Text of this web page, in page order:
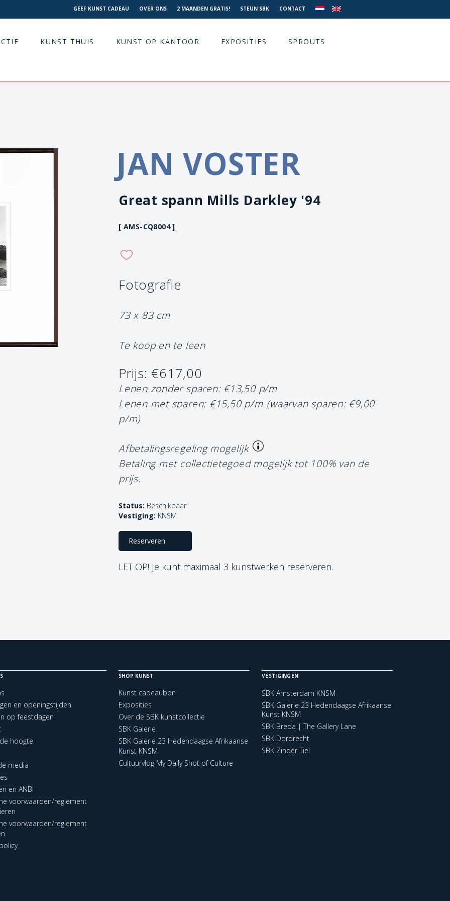
GEEF KUNST CADEAU OVER ONS 2 MAANDEN GRATIS! STEUN SBK CONTACT
KUNST THUIS KUNST OP KANTOOR EXPOSITIES SPROUTS
JAN VOSTER
Great spann Mills Darkley '94
[ AMS-CQ8004 ]
Fotografie
73 x 83 cm
Te koop en te leen
Prijs: €617,00
Lenen zonder sparen: €13,50 p/m
Lenen met sparen: €15,50 p/m (waarvan sparen: €9,00
p/m)
Afbetalingsregeling mogelijk
Betaling met collectietegoed mogelijk tot 100% van de
prijs.
Status: Beschikbaar
Vestiging: KNSM
Reserveren
LET OP! Je kunt maximaal 3 kunstwerken reserveren.
en openingstijden
op feestdagen
hoogte
media
en ANBI
voorwaarden/reglement
voorwaarden/reglement
SHOP KUNST
Kunst cadeaubon
Exposities
Over de SBK kunstcollectie
SBK Galerie
SBK Galerie 23 Hedendaagse Afrikaanse
Kunst KNSM
Cultuurvlog My Daily Shot of Culture
VESTIGINGEN
SBK Amsterdam KNSM
SBK Galerie 23 Hedendaagse Afrikaanse
Kunst KNSM
SBK Breda | The Gallery Lane
SBK Dordrecht
SBK Zinder Tiel